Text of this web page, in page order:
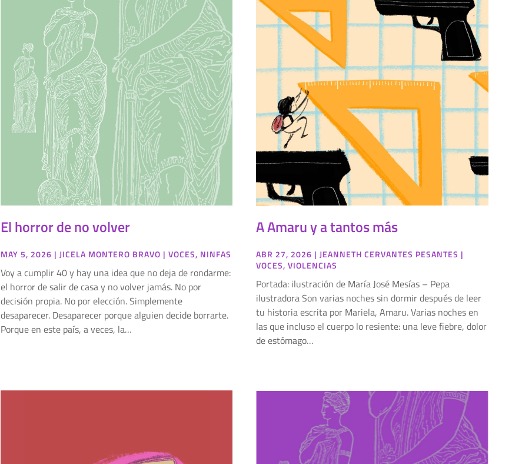
El horror de no volver
MAY 5, 2026 | JICELA MONTERO BRAVO | VOCES, NINFAS
Voy a cumplir 40 y hay una idea que no deja de rondarme:
el horror de salir de casa y no volver jamás. No por
decisión propia. No por elección. Simplemente
desaparecer. Desaparecer porque alguien decide borrarte.
Porque en este país, a veces, la…
A Amaru y a tantos más
ABR 27, 2026 |JEANNETH CERVANTES PESANTES |
VOCES,VIOLENCIAS
Portada: ilustración de María José Mesías – Pepa
ilustradora Son varias noches sin dormir después de leer
tu historia escrita por Mariela, Amaru. Varias noches en
las que incluso el cuerpo lo resiente: una leve fiebre, dolor
de estómago…